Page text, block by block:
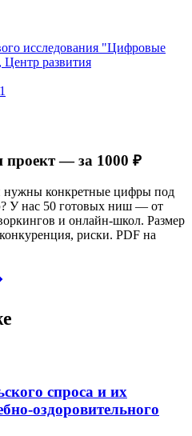
исследования "Цифровые
Центр развития
— за 1000 ₽
нужны конкретные цифры под
? У нас 50 готовых ниш — от
и онлайн-школ. Размер
риски. PDF на
спроса и их
оздоровительного